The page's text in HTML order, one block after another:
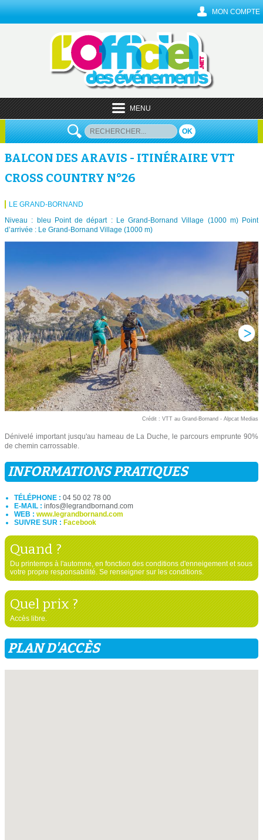
MON COMPTE
MENU
OK
BALCON DES ARAVIS - ITINÉRAIRE VTT
CROSS COUNTRY N°26
LE GRAND-BORNAND
Niveau : bleu Point de départ : Le Grand-Bornand Village (1000 m) Point
d’arrivée : Le Grand-Bornand Village (1000 m)
Crédit : VTT au Grand-Bornand - Alpcat Medias
Dénivelé important jusqu'au hameau de La Duche, le parcours emprunte 90%
de chemin carrossable.
INFORMATIONS PRATIQUES
TÉLÉPHONE : 04 50 02 78 00
E-MAIL : infos@legrandbornand.com
WEB : www.legrandbornand.com
SUIVRE SUR : Facebook
Quand ?
Du printemps à l'automne, en fonction des conditions d'enneigement et sous
votre propre responsabilité. Se renseigner sur les conditions.
Quel prix ?
Accès libre.
PLAN D'ACCÈS